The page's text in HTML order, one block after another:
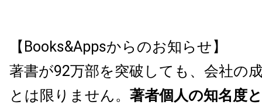
【Books&Appsからのお知らせ】
著書が92万部を突破しても、会社の
とは限りません。 著者個人の知名度